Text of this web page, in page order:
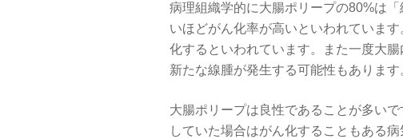
病理組織学的に大腸ポリープの80%は
いほどがん化率が高いといわれていま
化するといわれています。また一度大
新たな線腫が発生する可能性もあります
大腸ポリープは良性であることが多い
していた場合はがん化することもある